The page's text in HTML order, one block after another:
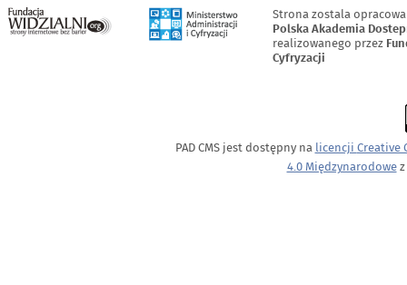
Strona zostala
Polska Akademia
realizowanego przez
Cyfryzacji
PAD CMS jest dostępny na licencji Creative
4.0 Międzynarodowez